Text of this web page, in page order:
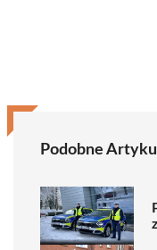
Podobne